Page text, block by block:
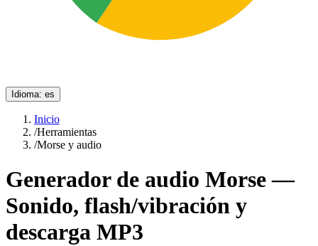
Idioma: es
Inicio
/Herramientas
/Morse y audio
Generador de audio Morse —
Sonido, flash/vibración y
descarga MP3